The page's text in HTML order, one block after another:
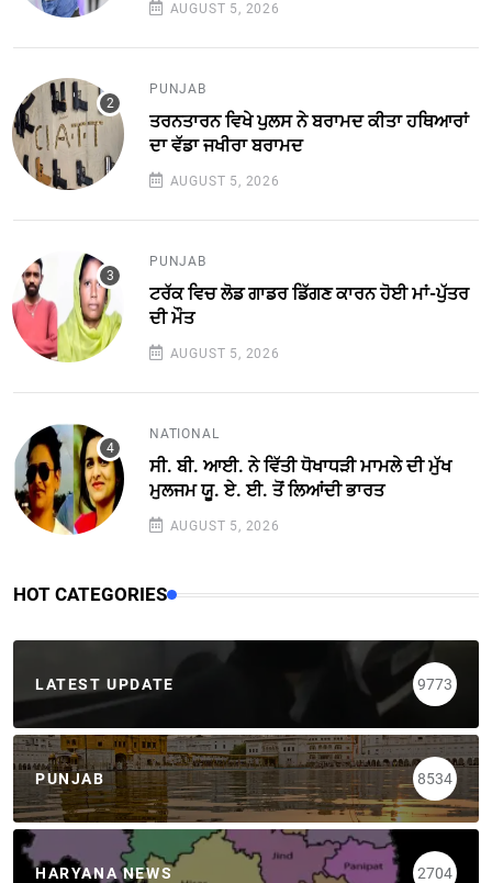
AUGUST 5, 2026
PUNJAB
ਤਰਨਤਾਰਨ ਵਿਖੇ ਪੁਲਸ ਨੇ ਬਰਾਮਦ ਕੀਤਾ ਹਥਿਆਰਾਂ
ਦਾ ਵੱਡਾ ਜਖੀਰਾ ਬਰਾਮਦ
AUGUST 5, 2026
PUNJAB
ਟਰੱਕ ਵਿਚ ਲੋਡ ਗਾਡਰ ਡਿੱਗਣ ਕਾਰਨ ਹੋਈ ਮਾਂ-ਪੁੱਤਰ
ਦੀ ਮੌਤ
AUGUST 5, 2026
NATIONAL
ਸੀ. ਬੀ. ਆਈ. ਨੇ ਵਿੱਤੀ ਧੋਖਾਧੜੀ ਮਾਮਲੇ ਦੀ ਮੁੱਖ
ਮੁਲਜਮ ਯੂ. ਏ. ਈ. ਤੋਂ ਲਿਆਂਦੀ ਭਾਰਤ
AUGUST 5, 2026
HOT CATEGORIES
LATEST UPDATE 9773
PUNJAB 8534
HARYANA NEWS 2704